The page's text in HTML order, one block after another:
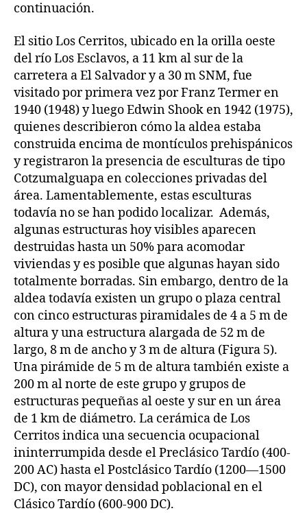
continuación.
El sitio Los Cerritos, ubicado en la orilla oeste
del río Los Esclavos, a 11 km al sur de la
carretera a El Salvador y a 30 m SNM, fue
visitado por primera vez por Franz Termer en
1940 (1948) y luego Edwin Shook en 1942 (1975),
quienes describieron cómo la aldea estaba
construida encima de montículos prehispánicos
y registraron la presencia de esculturas de tipo
Cotzumalguapa en colecciones privadas del
área. Lamentablemente, estas esculturas
todavía no se han podido localizar. Además,
algunas estructuras hoy visibles aparecen
destruidas hasta un 50% para acomodar
viviendas y es posible que algunas hayan sido
totalmente borradas. Sin embargo, dentro de la
aldea todavía existen un grupo o plaza central
con cinco estructuras piramidales de 4 a 5 m de
altura y una estructura alargada de 52 m de
largo, 8 m de ancho y 3 m de altura (Figura 5).
Una pirámide de 5 m de altura también existe a
200 m al norte de este grupo y grupos de
estructuras pequeñas al oeste y sur en un área
de 1 km de diámetro. La cerámica de Los
Cerritos indica una secuencia ocupacional
ininterrumpida desde el Preclásico Tardío (400-
200 AC) hasta el Postclásico Tardío (1200—1500
DC), con mayor densidad poblacional en el
Clásico Tardío (600-900 DC).